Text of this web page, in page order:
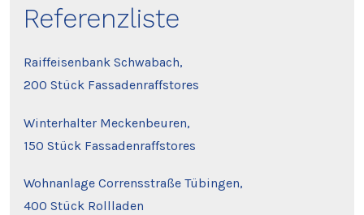
Referenzliste
Raiffeisenbank Schwabach,
200 Stück Fassadenraffstores
Winterhalter Meckenbeuren,
150 Stück Fassadenraffstores
Wohnanlage Corrensstraße Tübingen,
400 Stück Rollladen